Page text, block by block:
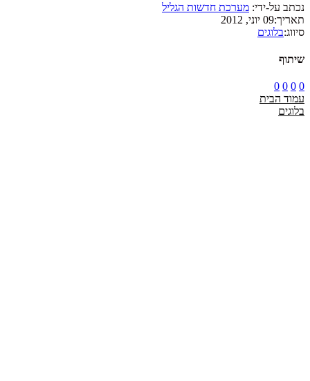
נכתב על-ידי: מערכת חדשות הגליל
תאריך:09 יוני, 2012
סיווג:בלוגים
שיתוף
0
0
0
0
עמוד הבית
בלוגים